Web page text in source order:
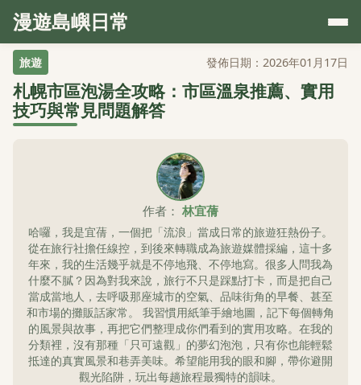
漫遊島嶼日常
旅遊 發佈日期：2026年01月17日
札幌市區泡湯全攻略：市區溫泉推薦、實用
技巧與常見問題解答
作者： 林宜蒨
哈囉，我是宜蒨，一個把「流浪」當成日常的旅遊狂熱份子。
從在旅行社擔任線控，到後來轉職成為旅遊媒體採編，這十多
年來，我的生活幾乎就是不停地飛、不停地寫。很多人問我為
什麼不膩？因為對我來說，旅行不只是踩點打卡，而是把自己
當成當地人，去呼吸那座城市的空氣、品味街角的早餐、甚至
和市場的攤販話家常。 我習慣用紙筆手繪地圖，記下每個轉角
的風景與故事，再把它們整理成你們看到的實用攻略。在我的
分類裡，沒有那種「只可遠觀」的夢幻泡泡，只有你也能輕鬆
抵達的真實風景和巷弄美味。希望能用我的眼和腳，帶你避開
觀光陷阱，玩出每趟旅程最獨特的韻味。